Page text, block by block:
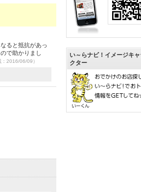
ると抵抗があっ
で助かりまし
2016/06/09）
い～らナビ！イメージキャ
クター